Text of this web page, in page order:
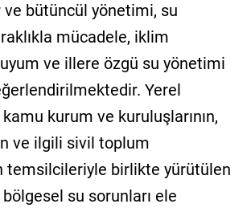
bütüncül yönetimi, su
mücadele, iklim
ve illere özgü su yönetimi
Yerel
kurum ve kuruluşlarının,
ve ilgili sivil toplum
temsilcileriyle birlikte yürütülen
su sorunları ele